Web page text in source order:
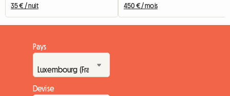
35 € / nuit 450 € / mois
Pays
Devise